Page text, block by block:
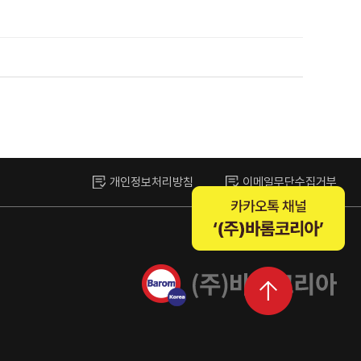
개인정보처리방침 이메일무단수집거부